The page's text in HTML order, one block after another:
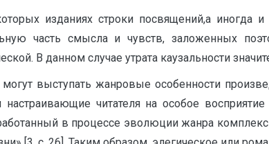
изданиях строки посвящений,а иногда и
часть смысла и чувств, заложенных
В данном случае утрата каузальности
могут выступать жанровые особенности
настраивающие читателя на особое
в процессе эволюции жанра